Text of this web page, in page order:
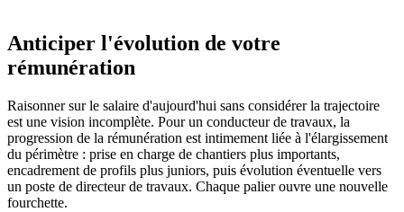
Anticiper l'évolution de votre
rémunération
Raisonner sur le salaire d'aujourd'hui sans considérer la trajectoire
est une vision incomplète. Pour un conducteur de travaux, la
progression de la rémunération est intimement liée à l'élargissement
du périmètre : prise en charge de chantiers plus importants,
encadrement de profils plus juniors, puis évolution éventuelle vers
un poste de directeur de travaux. Chaque palier ouvre une nouvelle
fourchette.